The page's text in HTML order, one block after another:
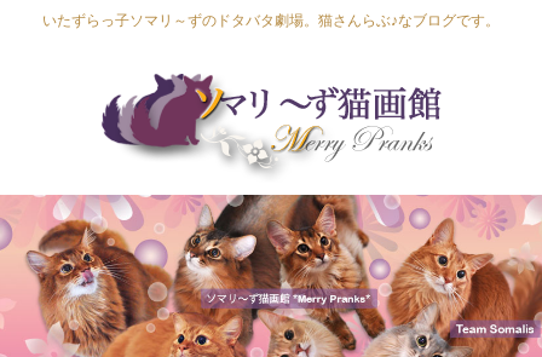
いたずらっ子ソマリ～ずのドタバタ劇場。猫さんらぶ♪なブログです。
Lapis Luna
Lucia Lino
Lycka Leal
Laula